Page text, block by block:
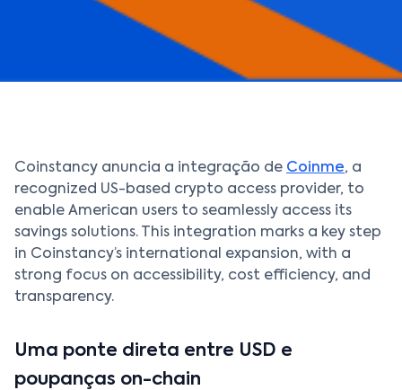
Coinstancy anuncia a integração de Coinme, a
recognized US-based crypto access provider, to
enable American users to seamlessly access its
savings solutions. This integration marks a key step
in Coinstancy’s international expansion, with a
strong focus on accessibility, cost efficiency, and
transparency.
Uma ponte direta entre USD e
poupanças on-chain